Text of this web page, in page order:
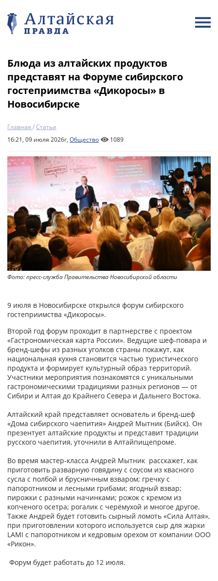
Блюда из алтайских продуктов
представят на Форуме сибирского
гостеприимства «Дикоросы» в
Новосибирске
Главная /Статьи
16:21, 09 июля 2026г, Общество 1089
Фото: пресс-служба Правительства Новосибирской области
9 июля в Новосибирске открылся форум сибирского
гостеприимства «Дикоросы».
Второй год форум проходит в партнерстве с проектом
«Гастрономическая карта России». Ведущие шеф‑повара и
бренд‑шефы из разных уголков страны покажут, как
национальная кухня становится частью туристического
продукта и формирует культурный образ территорий.
Участники мероприятия познакомятся с уникальными
гастрономическими традициями разных регионов — от
Сибири и Алтая до Крайнего Севера и Дальнего Востока.
Алтайский край представляет основатель и бренд‑шеф
«Дома сибирского чаепития» Андрей Мытник (Бийск). Он
презентует алтайские продукты и представит традиции
русского чаепития, уточнили в Алтайпищепроме.
Во время мастер‑класса Андрей Мытник расскажет, как
приготовить разварную говядину с соусом из квасного
сусла с полбой и брусничным взваром; гречку с
папоротником и лесными грибами; ягодный взвар;
пирожки с разными начинками; рожок с кремом из
копченого осетра; рогалик с черёмухой и многое другое.
Также Андрей будет готовить сырный ломоть «Сила Алтая»,
при приготовлении которого используется сыр для жарки
LAMI с папоротником и кедровым орехом от компании ООО
«Рикон».
Форум будет работать до 12 июля.